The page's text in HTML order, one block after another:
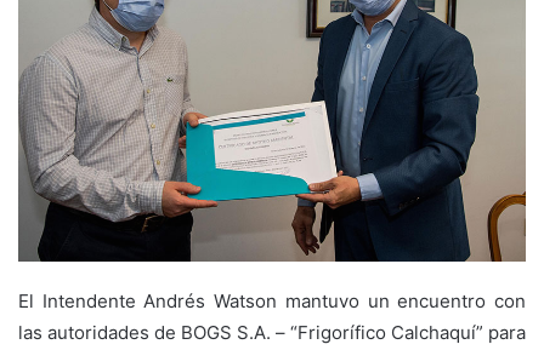
El Intendente Andrés Watson mantuvo un encuentro con
las autoridades de BOGS S.A. – “Frigorífico Calchaquí” para